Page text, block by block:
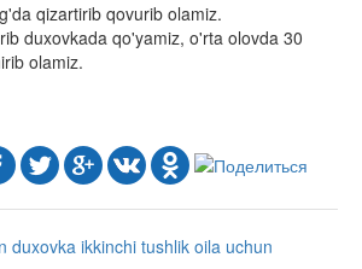
qizartirib qovurib olamiz.
duxovkada qo'yamiz, o'rta olovda 30
olamiz.
duxovka ikkinchi tushlik oila uchun